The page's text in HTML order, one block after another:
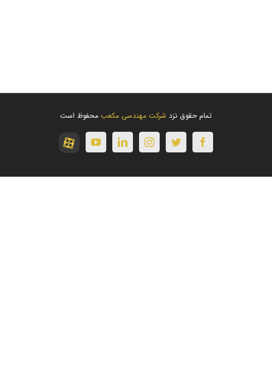
تمام حقوق نزد شرکت مهندسی مکعب محفوظ است
facebook
twitter
instagram
linkedin
youtube
آپارات